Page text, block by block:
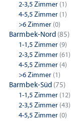
2-3,5 Zimmer (1)
4-5,5 Zimmer (1)
>6 Zimmer (0)
Barmbek-Nord (85)
1-1,5 Zimmer (9)
2-3,5 Zimmer (61)
4-5,5 Zimmer (4)
>6 Zimmer (1)
Barmbek-Süd (75)
1-1,5 Zimmer (12)
2-3,5 Zimmer (43)
4-5,5 Zimmer (0)